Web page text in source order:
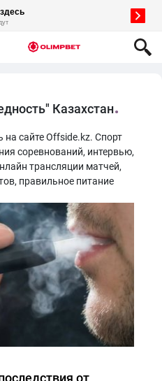
Казахстан
на сайте Offside.kz. Спорт
соревнований, интервью,
трансляции матчей,
правильное питание
от